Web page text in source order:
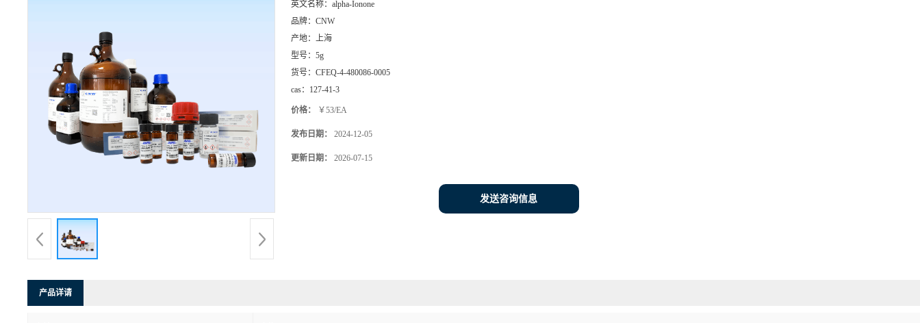
英文名称： alpha-Ionone
品牌： CNW
产地： 上海
型号： 5g
货号： CFEQ-4-480086-0005
cas： 127-41-3
价格： ￥53/EA
发布日期： 2024-12-05
更新日期： 2026-07-15
发送咨询信息
产品详请